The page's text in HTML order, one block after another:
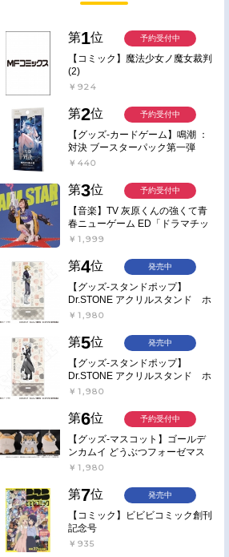
第1位
【コミック】魔法少女ノ魔女裁判
(2)
￥924
予約受付中
第2位
【グッズ-カードゲーム】鳴潮 ：
対決 ブースターパック第一弾
【ポイント2倍】
￥440
予約受付中
第3位
【音楽】TV 灰原くんの強くて青
春ニューゲーム ED「ドラマチッ
ク逃避行」収録シングル AIM
￥1,999
予約受付中
第4位
【グッズ-スタンドポップ】
Dr.STONE アクリルスタンド ホ
ワイマンといっしょver. スタン
￥1,980
発売中
第5位
【グッズ-スタンドポップ】
Dr.STONE アクリルスタンド ホ
ワイマンといっしょver. Dr.ゼノ
￥1,980
発売中
第6位
【グッズ-マスコット】ゴールデ
ンカムイ どうぶつフォーゼマス
コット 4.尾形百之助【再販】
￥1,980
予約受付中
第7位
【コミック】ビビビコミック創刊
記念号
￥935
発売中